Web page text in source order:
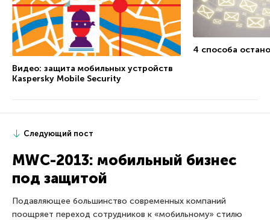
Видео: защита мобильных устройств
Kaspersky Mobile Security
4 способа
Следующий пост
MWC-2013: мобильный бизнес
под защитой
Подавляющее большинство современных компаний
поощряет переход сотрудников к «мобильному» стилю